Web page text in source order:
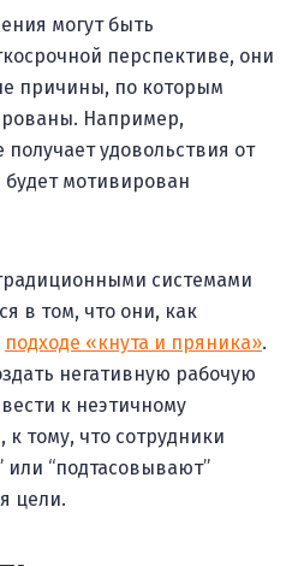
могут быть
перспективе, они
причины, по которым
Например,
удовольствия от
мотивирован
системами
в том, что они, как
подходе «кнута и пряника».
негативную рабочую
к неэтичному
тому, что сотрудники
или “подтасовывают”
цели.